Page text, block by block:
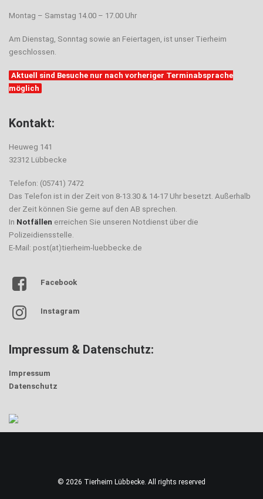
Montag – Samstag 14.00 – 17.00 Uhr
Am Dienstag, Sonntag sowie an Feiertagen, ist unser Tierheim
geschlossen.
Aktuell sind Besuche nur nach vorheriger Terminabsprache
möglich
Kontakt:
Heuweg 141
32312 Lübbecke
Telefon: (05741) 7472
Das Telefon ist in der Zeit von 8-13.30 & 14-17 Uhr besetzt. Außerhalb
der Zeit können Sie gerne auf den AB sprechen.
In Notfällen erreichen Sie unseren Notdienst über die
Polizeidiensstelle.
E-Mail: post(at)tierheim-luebbecke.de
Facebook
Instagram
Impressum & Datenschutz:
Impressum
Datenschutz
© 2026 Tierheim Lübbecke. All rights reserved